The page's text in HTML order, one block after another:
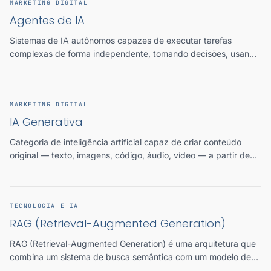
MARKETING DIGITAL
Agentes de IA
Sistemas de IA autônomos capazes de executar tarefas
complexas de forma independente, tomando decisões, usando
MARKETING DIGITAL
IA Generativa
Categoria de inteligência artificial capaz de criar conteúdo
original — texto, imagens, código, áudio, vídeo — a partir de
TECNOLOGIA E IA
RAG (Retrieval-Augmented Generation)
RAG (Retrieval-Augmented Generation) é uma arquitetura que
combina um sistema de busca semântica com um modelo de